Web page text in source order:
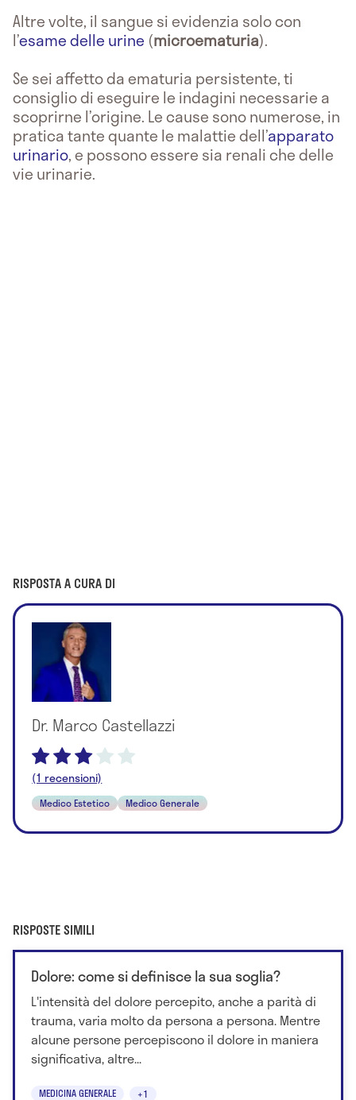
Altre volte, il sangue si evidenzia solo con
l’esame delle urine (microematuria).
Se sei affetto da ematuria persistente, ti
consiglio di eseguire le indagini necessarie a
scoprirne l’origine. Le cause sono numerose, in
pratica tante quante le malattie dell’apparato
urinario, e possono essere sia renali che delle
vie urinarie.
RISPOSTA A CURA DI
Dr. Marco Castellazzi
(1 recensioni)
Medico Estetico Medico Generale
RISPOSTE SIMILI
Dolore: come si definisce la sua soglia?
L'intensità del dolore percepito, anche a parità di
trauma, varia molto da persona a persona. Mentre
alcune persone percepiscono il dolore in maniera
significativa, altre...
MEDICINA GENERALE +1